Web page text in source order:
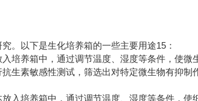
。以下是生化培养箱的一些主要用途15：
培养箱中，通过调节温度、湿度等条件，使微
生素敏感性测试，筛选出对特定微生物有抑制
入培养箱中，通过调节温度、湿度等条件，使